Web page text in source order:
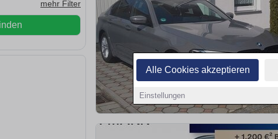
Alle Cookies akzeptieren
Einstellungen
mehr Filter